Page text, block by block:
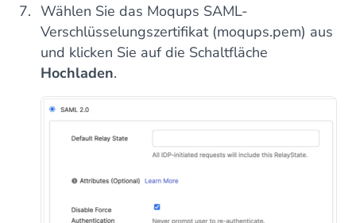
Wählen Sie das Moqups SAML-
Verschlüsselungszertifikat (moqups.pem) aus
und klicken Sie auf die Schaltfläche
Hochladen.